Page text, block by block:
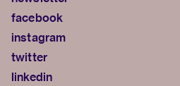
facebook
instagram
twitter
linkedin